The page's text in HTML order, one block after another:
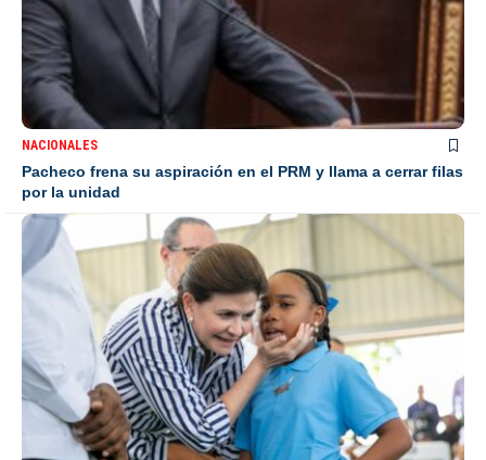
NACIONALES
Pacheco frena su aspiración en el PRM y llama a cerrar filas
por la unidad